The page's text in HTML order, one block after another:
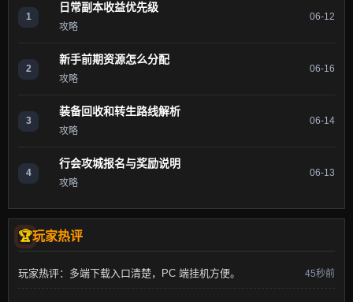
1
日常副本收益优先级
攻略
06-12
2
新手前期资源怎么分配
攻略
06-16
3
装备回收和转生路线解析
攻略
06-14
4
行会攻城报名与奖励说明
攻略
06-13
玩家热评
玩家热评：多端下载入口清楚，PC 端挂机方便。 45秒前